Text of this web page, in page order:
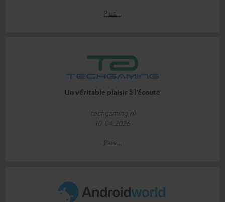
Plus…
Un véritable plaisir à l’écoute
techgaming.nl
10.04.2026
Plus…